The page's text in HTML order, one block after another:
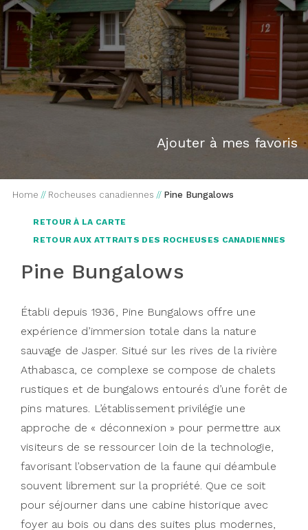
Ajouter à mes favoris
Home // Rocheuses canadiennes // Pine Bungalows
RETOUR À LA CARTE
RETOUR AUX ATTRAITS DES ROCHEUSES CANADIENNES
Pine Bungalows
Établi depuis 1936, Pine Bungalows offre une
expérience d’immersion totale dans la nature
sauvage de Jasper. Situé sur les rives de la rivière
Athabasca, ce complexe se compose de chalets
rustiques et de bungalows entourés d’une forêt de
pins matures. L’établissement privilégie une
approche de « déconnexion » pour permettre aux
visiteurs de se ressourcer loin de la technologie,
favorisant l’observation de la faune qui déambule
souvent librement sur la propriété. Que ce soit
pour séjourner dans une cabine historique avec
foyer au bois ou dans des suites plus modernes,